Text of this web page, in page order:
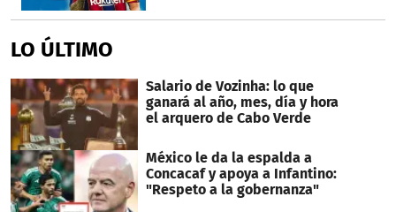
LO ÚLTIMO
Salario de Vozinha: lo que
ganará al año, mes, día y hora
el arquero de Cabo Verde
México le da la espalda a
Concacaf y apoya a Infantino:
"Respeto a la gobernanza"